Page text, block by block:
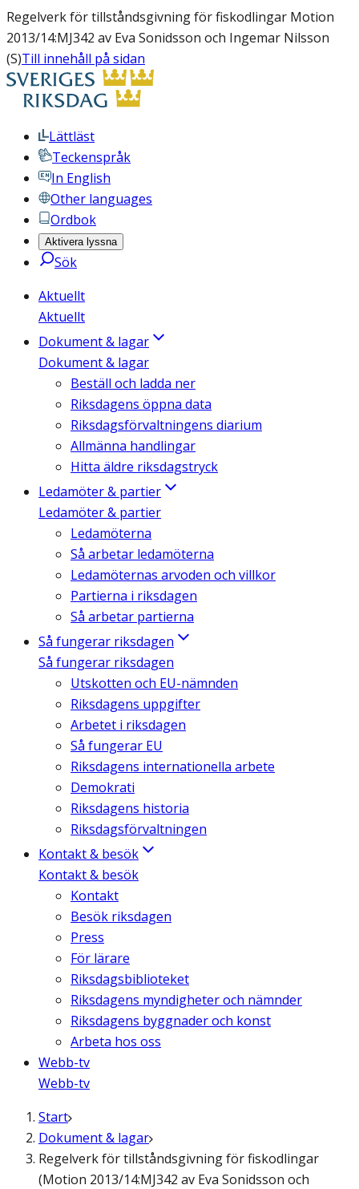
Regelverk för tillståndsgivning för fiskodlingar Motion
2013/14:MJ342 av Eva Sonidsson och Ingemar Nilsson
(S)Till innehåll på sidan
Lättläst
Teckenspråk
In English
Other languages
Ordbok
Aktivera lyssna
Sök
Aktuellt
Aktuellt
Dokument & lagar
Dokument & lagar
Beställ och ladda ner
Riksdagens öppna data
Riksdagsförvaltningens diarium
Allmänna handlingar
Hitta äldre riksdagstryck
Ledamöter & partier
Ledamöter & partier
Ledamöterna
Så arbetar ledamöterna
Ledamöternas arvoden och villkor
Partierna i riksdagen
Så arbetar partierna
Så fungerar riksdagen
Så fungerar riksdagen
Utskotten och EU-nämnden
Riksdagens uppgifter
Arbetet i riksdagen
Så fungerar EU
Riksdagens internationella arbete
Demokrati
Riksdagens historia
Riksdagsförvaltningen
Kontakt & besök
Kontakt & besök
Kontakt
Besök riksdagen
Press
För lärare
Riksdagsbiblioteket
Riksdagens myndigheter och nämnder
Riksdagens byggnader och konst
Arbeta hos oss
Webb-tv
Webb-tv
Start
Dokument & lagar
Regelverk för tillståndsgivning för fiskodlingar
(Motion 2013/14:MJ342 av Eva Sonidsson och